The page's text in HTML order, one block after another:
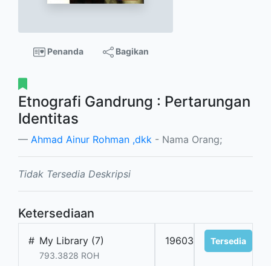
Penanda Bagikan
Etnografi Gandrung : Pertarungan
Identitas
Ahmad Ainur Rohman ,dkk - Nama Orang;
Tidak Tersedia Deskripsi
Ketersediaan
# My Library (7)
793.3828 ROH
19603 Tersedia